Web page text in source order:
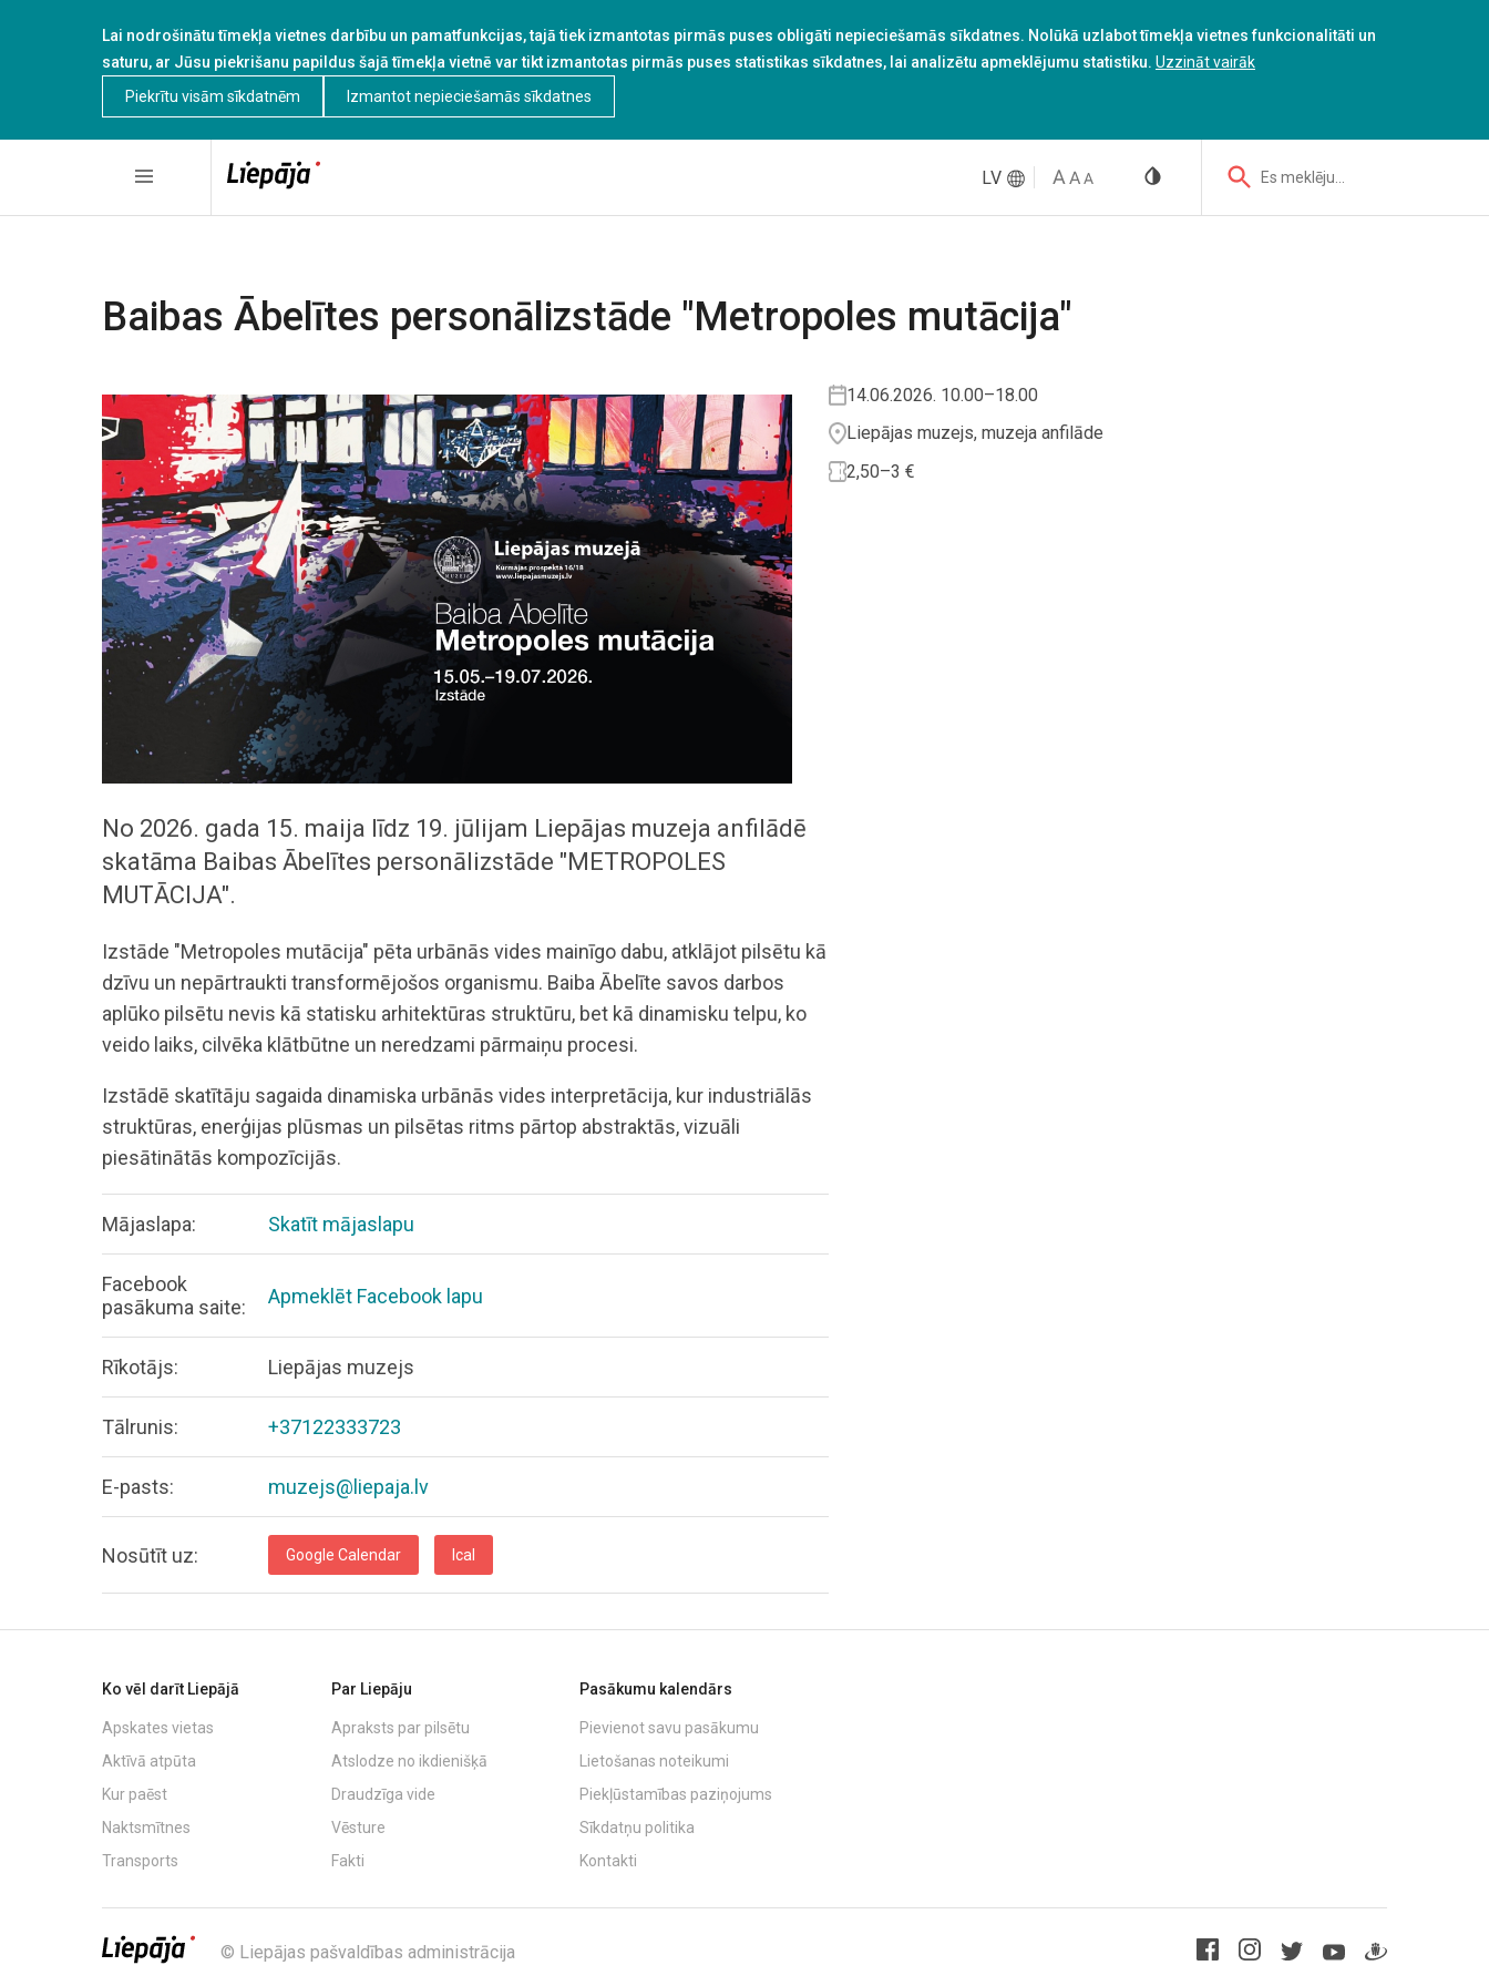
Lai nodrošinātu tīmekļa vietnes darbību un pamatfunkcijas, tajā tiek izmantotas pirmās puses obligāti nepieciešamās sīkdatnes. Nolūkā uzlabot tīmekļa vietnes funkcionalitāti un
saturu, ar Jūsu piekrišanu papildus šajā tīmekļa vietnē var tikt izmantotas pirmās puses statistikas sīkdatnes, lai analizētu apmeklējumu statistiku. Uzzināt vairāk
Piekrītu visām sīkdatnēm
Izmantot nepieciešamās sīkdatnes
LV Es meklēju...
Baibas Ābelītes personālizstāde "Metropoles mutācija"
14.06.2026. 10.00–18.00
Liepājas muzejs, muzeja anfilāde
2,50–3 €
No 2026. gada 15. maija līdz 19. jūlijam Liepājas muzeja anfilādē
skatāma Baibas Ābelītes personālizstāde "METROPOLES
MUTĀCIJA".
Izstāde "Metropoles mutācija" pēta urbānās vides mainīgo dabu, atklājot pilsētu kā
dzīvu un nepārtraukti transformējošos organismu. Baiba Ābelīte savos darbos
aplūko pilsētu nevis kā statisku arhitektūras struktūru, bet kā dinamisku telpu, ko
veido laiks, cilvēka klātbūtne un neredzami pārmaiņu procesi.
Izstādē skatītāju sagaida dinamiska urbānās vides interpretācija, kur industriālās
struktūras, enerģijas plūsmas un pilsētas ritms pārtop abstraktās, vizuāli
piesātinātās kompozīcijās.
Mājaslapa: Skatīt mājaslapu
Facebook
pasākuma saite:
Apmeklēt Facebook lapu
Rīkotājs: Liepājas muzejs
Tālrunis: +37122333723
E-pasts: muzejs@liepaja.lv
Nosūtīt uz: Google Calendar Ical
Ko vēl darīt Liepājā
Apskates vietas
Aktīvā atpūta
Kur paēst
Naktsmītnes
Transports
Par Liepāju
Apraksts par pilsētu
Atslodze no ikdienišķā
Draudzīga vide
Vēsture
Fakti
Pasākumu kalendārs
Pievienot savu pasākumu
Lietošanas noteikumi
Piekļūstamības paziņojums
Sīkdatņu politika
Kontakti
© Liepājas pašvaldības administrācija